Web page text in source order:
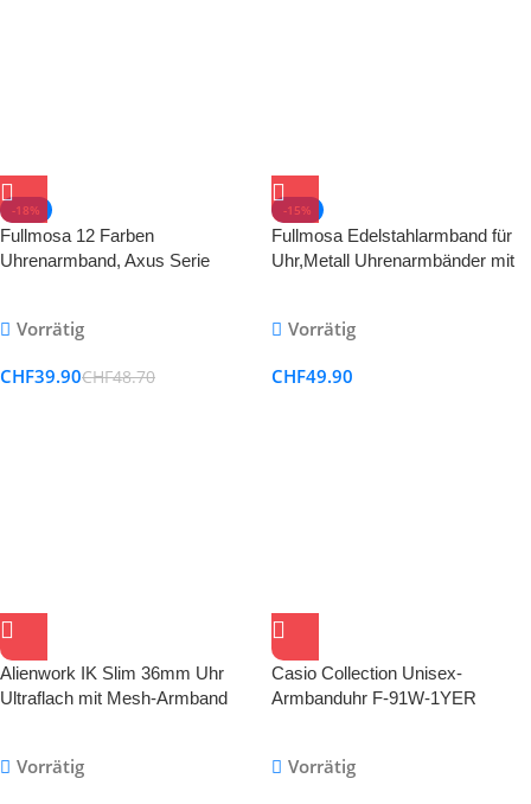
-18%
Fullmosa 12 Farben
Uhrenarmband, Axus Serie
Damen Uhren
Vorrätig
CHF39.90CHF48.70
-15%
Fullmosa Edelstahlarmband für
Uhr,Metall Uhrenarmbänder mit
Vorrätig
CHF49.90
Alienwork IK Slim 36mm Uhr
Ultraflach mit Mesh-Armband
Vorrätig
Casio Collection Unisex-
Armbanduhr F-91W-1YER
Vorrätig